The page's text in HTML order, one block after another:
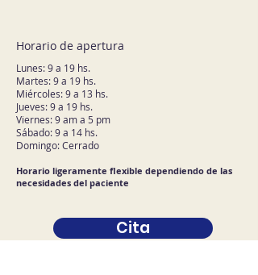
Horario de apertura
Lunes: 9 a 19 hs.
Martes: 9 a 19 hs.
Miércoles: 9 a 13 hs.
Jueves: 9 a 19 hs.
Viernes: 9 am a 5 pm
Sábado: 9 a 14 hs.
Domingo: Cerrado
Horario ligeramente flexible dependiendo de las
necesidades del paciente
Cita